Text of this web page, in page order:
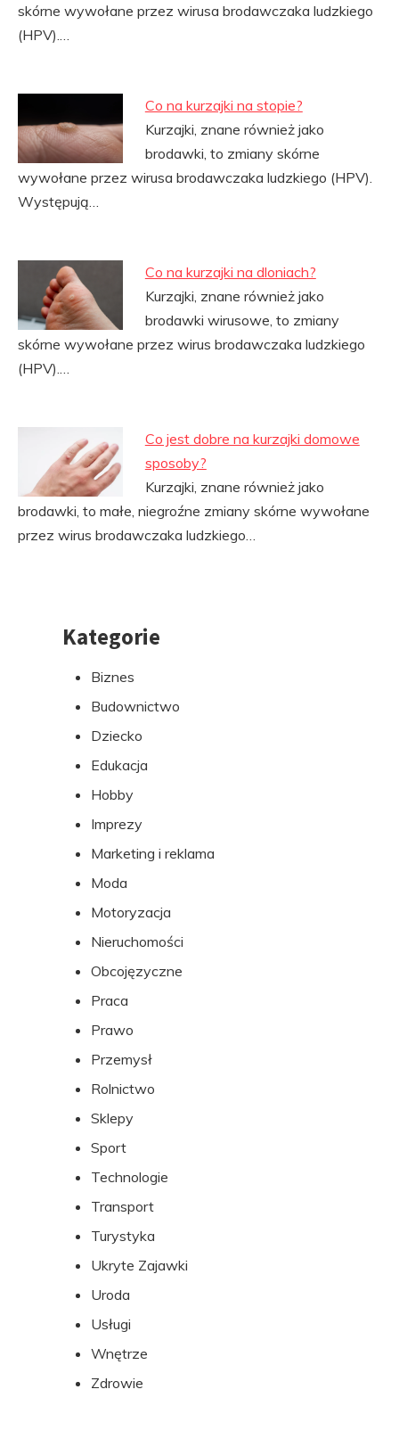
skórne wywołane przez wirusa brodawczaka ludzkiego
(HPV).…
Co na kurzajki na stopie?
Kurzajki, znane również jako
brodawki, to zmiany skórne
wywołane przez wirusa brodawczaka ludzkiego (HPV).
Występują…
Co na kurzajki na dloniach?
Kurzajki, znane również jako
brodawki wirusowe, to zmiany
skórne wywołane przez wirus brodawczaka ludzkiego
(HPV).…
Co jest dobre na kurzajki domowe
sposoby?
Kurzajki, znane również jako
brodawki, to małe, niegroźne zmiany skórne wywołane
przez wirus brodawczaka ludzkiego…
PrzejdźKategorie
Biznes
Budownictwo
Dziecko
Edukacja
Hobby
Imprezy
Marketing i reklama
Moda
Motoryzacja
Nieruchomości
Obcojęzyczne
Praca
Prawo
Przemysł
Rolnictwo
Sklepy
Sport
Technologie
Transport
Turystyka
Ukryte Zajawki
Uroda
Usługi
Wnętrze
Zdrowie